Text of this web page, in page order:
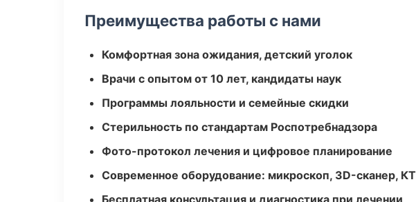
Преимущества работы с нами
Комфортная зона ожидания, детский уголок
Врачи с опытом от 10 лет, кандидаты наук
Программы лояльности и семейные скидки
Стерильность по стандартам Роспотребнадзора
Фото-протокол лечения и цифровое планирование
Современное оборудование: микроскоп, 3D-сканер, КТ
Бесплатная консультация и диагностика при лечении